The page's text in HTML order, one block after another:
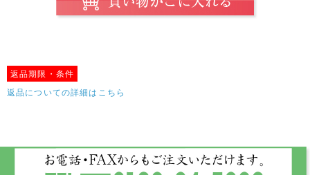
返品期限・条件
返品についての詳細はこちら